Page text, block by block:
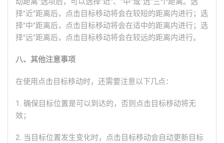
择"近"距离后，点击目标移动将会在较短的距离内进行；选
择"中"距离后，点击目标移动将会在适中的距离内进行；选
择"远"距离后，点击目标移动将会在较远的距离内进行。
八、其他注意事项
在使用点击目标移动时，还需要注意以下几点：
1. 确保目标位置是可以到达的，否则点击目标移动将无
效；
2. 当目标位置发生变化时，点击目标移动会自动更新目标